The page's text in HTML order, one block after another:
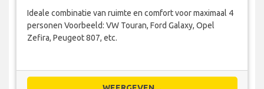
Ideale combinatie van ruimte en comfort voor maximaal 4
personen Voorbeeld: VW Touran, Ford Galaxy, Opel
Zefira, Peugeot 807, etc.